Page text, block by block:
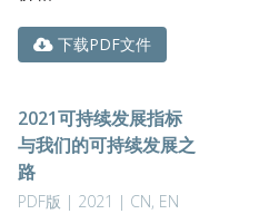
下载PDF文件
2021可持续发展指标
与我们的可持续发展之
路
PDF版 | 2021 | CN, EN